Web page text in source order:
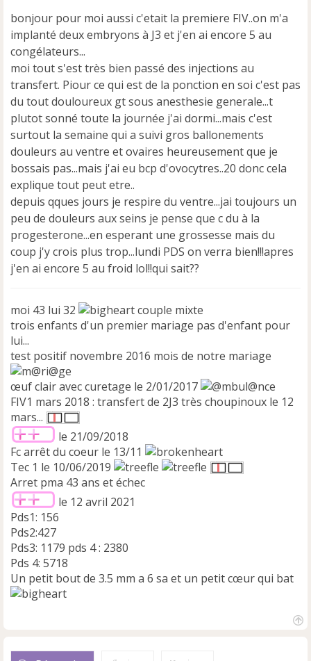
a
g
e
n
o
n
l
u
bonjour pour moi aussi c'etait la premiere FIV..on m'a
implanté deux embryons à J3 et j'en ai encore 5 au
congélateurs...
moi tout s'est très bien passé des injections au
transfert. Piour ce qui est de la ponction en soi c'est pas
du tout douloureux gt sous anesthesie generale...t
plutot sonné toute la journée j'ai dormi...mais c'est
surtout la semaine qui a suivi gros ballonements
douleurs au ventre et ovaires heureusement que je
bossais pas...mais j'ai eu bcp d'ovocytres..20 donc cela
explique tout peut etre..
depuis qques jours je respire du ventre...jai toujours un
peu de douleurs aux seins je pense que c du à la
progesterone...en esperant une grossesse mais du
coup j'y crois plus trop...lundi PDS on verra bien!!!apres
j'en ai encore 5 au froid lol!!qui sait??
moi 43 lui 32
couple mixte
trois enfants d'un premier mariage pas d'enfant pour
lui...
test positif novembre 2016 mois de notre mariage
œuf clair avec curetage le 2/01/2017
FIV1 mars 2018 : transfert de 2J3 très choupinoux le 12
mars...
le 21/09/2018
Fc arrêt du coeur le 13/11
Tec 1 le 10/06/2019
Arret pma 43 ans et échec
le 12 avril 2021
Pds1: 156
Pds2:427
Pds3: 1179 pds 4 : 2380
Pds 4: 5718
Un petit bout de 3.5 mm a 6 sa et un petit cœur qui bat